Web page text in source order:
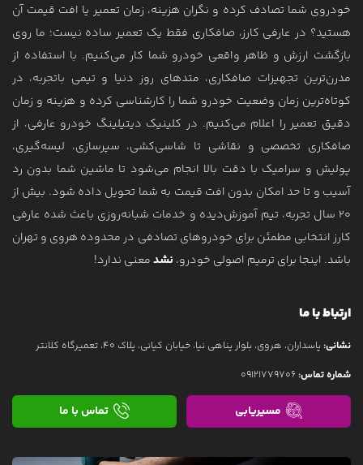
درباره ما
تماس با ما
خودروی شما تصادف کرده و نگران هزینه، زمان تعمیر یا افت قیمت آن
هستید؟ در عارفی کارز، صافکاری فقط یک تعمیر ساده نیست؛ ما روی
بازگشت ارزش و ظاهر واقعی خودرو شما کار می‌کنیم. با استفاده از
مدرن‌ترین تجهیزات صافکاری، متدهای روز دنیا و تیمی باتجربه، در
کوتاه‌ترین زمان وضعیت خودرو شما را کارشناسی کرده و هزینه و زمان
دقیق تعمیر را اعلام می‌کنیم. در کلینیک دیتیلینگ خودرو عارفی، از
صافکاری تخصصی و نقاشی تا شاسی‌کشی، سپرسازی، لیسه‌گیری،
پولیش و سرامیک با دقت بالا انجام می‌شود تا ماشین شما بدون رد
آسیب و تا حد امکان بدون افت قیمت به شما تحویل داده شود. بیش از
۲۰ سال تجربه، تیم آموزش‌دیده و خدمات شبانه‌روزی باعث شده عارفی
کارز انتخابی مطمئن برای خودروهای تصادفی در محدوده هروی و تهران
باشد. اینجا برای ترمیم اصولی خودرو، نشدمعنی ندارد!
ارتباط با ما
نشانی: پاسداران، هروی، بلوار پناهی نیا، خیابان کیانی، پلاک 40، تعمیرگاه کلانتر
شماره تماس:
مسیریابی تماس با ما